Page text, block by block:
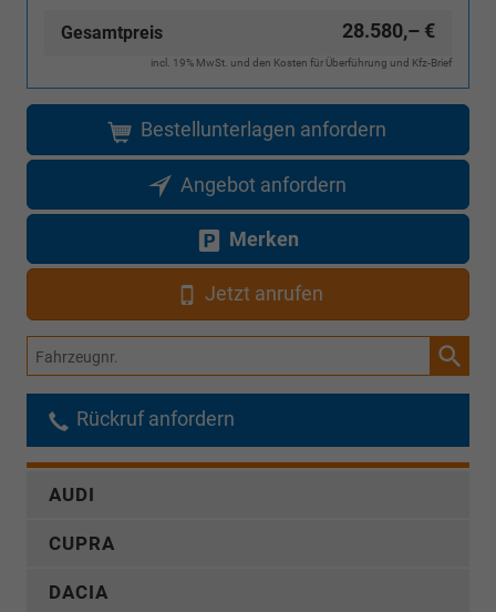
Gesamtpreis 28.580,– €
incl. 19% MwSt. und den Kosten für Überführung und Kfz-Brief
Bestellunterlagen anfordern
Angebot anfordern
Merken
Jetzt anrufen
Fahrzeugnr.
Rückruf anfordern
AUDI
CUPRA
DACIA